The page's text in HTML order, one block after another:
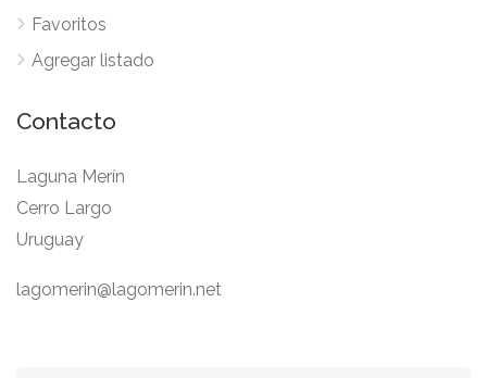
Favoritos
Agregar listado
Contacto
Laguna Merín
Cerro Largo
Uruguay
lagomerin@lagomerin.net